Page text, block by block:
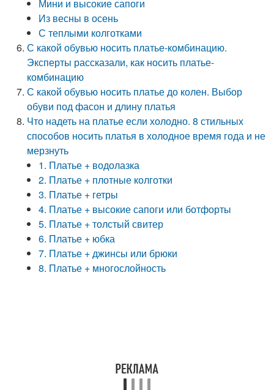
Мини и высокие сапоги
Из весны в осень
С теплыми колготками
С какой обувью носить платье-комбинацию.
Эксперты рассказали, как носить платье-
комбинацию
С какой обувью носить платье до колен. Выбор
обуви под фасон и длину платья
Что надеть на платье если холодно. 8 стильных
способов носить платья в холодное время года и не
мерзнуть
1. Платье + водолазка
2. Платье + плотные колготки
3. Платье + гетры
4. Платье + высокие сапоги или ботфорты
5. Платье + толстый свитер
6. Платье + юбка
7. Платье + джинсы или брюки
8. Платье + многослойность